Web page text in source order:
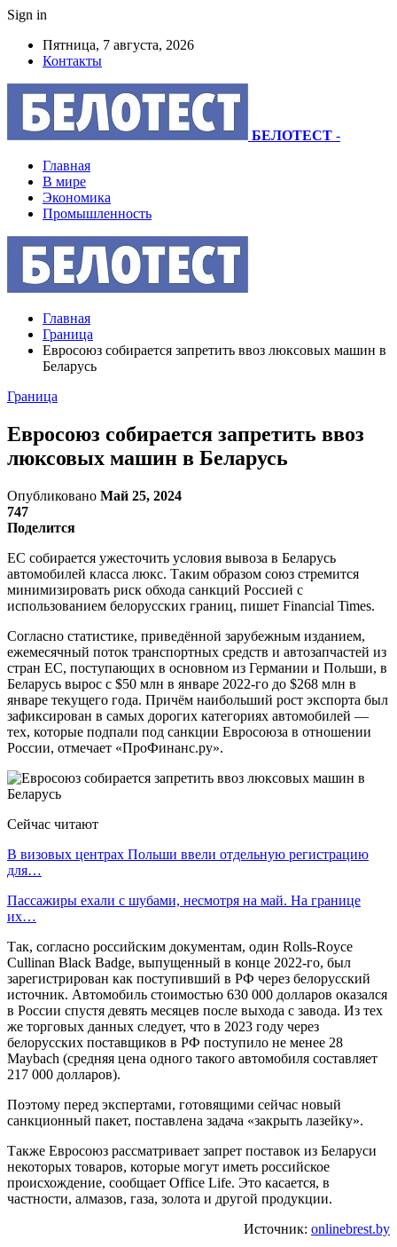
Sign in
Пятница, 7 августа, 2026
Контакты
БЕЛОТЕСТ -
Главная
В мире
Экономика
Промышленность
Главная
Граница
Евросоюз собирается запретить ввоз люксовых машин в
Беларусь
Граница
Евросоюз собирается запретить ввоз
люксовых машин в Беларусь
Опубликовано Май 25, 2024
747
Поделится
ЕС собирается ужесточить условия вывоза в Беларусь
автомобилей класса люкс. Таким образом союз стремится
минимизировать риск обхода санкций Россией с
использованием белорусских границ, пишет Financial Times.
Согласно статистике, приведённой зарубежным изданием,
ежемесячный поток транспортных средств и автозапчастей из
стран ЕС, поступающих в основном из Германии и Польши, в
Беларусь вырос с $50 млн в январе 2022-го до $268 млн в
январе текущего года. Причём наибольший рост экспорта был
зафиксирован в самых дорогих категориях автомобилей —
тех, которые подпали под санкции Евросоюза в отношении
России, отмечает «ПроФинанс.ру».
Сейчас читают
В визовых центрах Польши ввели отдельную регистрацию
для…
Пассажиры ехали с шубами, несмотря на май. На границе
их…
Так, согласно российским документам, один Rolls-Royce
Cullinan Black Badge, выпущенный в конце 2022-го, был
зарегистрирован как поступивший в РФ через белорусский
источник. Автомобиль стоимостью 630 000 долларов оказался
в России спустя девять месяцев после выхода с завода. Из тех
же торговых данных следует, что в 2023 году через
белорусских поставщиков в РФ поступило не менее 28
Maybach (средняя цена одного такого автомобиля составляет
217 000 долларов).
Поэтому перед экспертами, готовящими сейчас новый
санкционный пакет, поставлена задача «закрыть лазейку».
Также Евросоюз рассматривает запрет поставок из Беларуси
некоторых товаров, которые могут иметь российское
происхождение, сообщает Office Life. Это касается, в
частности, алмазов, газа, золота и другой продукции.
Источник: onlinebrest.by